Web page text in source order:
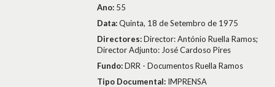
Ano: 55
Data:Quinta, 18 de Setembro de 1975
Directores:Director: António Ruella Ramos;
Director Adjunto: José Cardoso Pires
Fundo:DRR - Documentos Ruella Ramos
Tipo Documental: IMPRENSA